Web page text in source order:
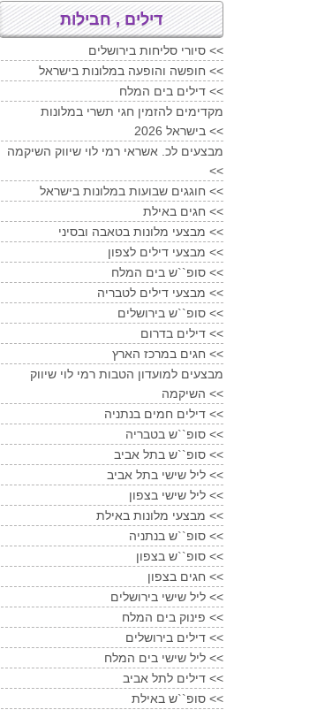
דילים , חבילות
סיורי סליחות בירושלים <<
חופשה והופעה במלונות בישראל <<
דילים בים המלח <<
מקדימים להזמין חגי תשרי במלונות
בישראל 2026 <<
מבצעים לכ. אשראי רמי לוי שיווק השיקמה
<<
חוגגים שבועות במלונות בישראל <<
חגים באילת <<
מבצעי מלונות בטאבה ובסיני <<
מבצעי דילים לצפון <<
סופ``ש בים המלח <<
מבצעי דילים לטבריה <<
סופ``ש בירושלים <<
דילים בדרום <<
חגים במרכז הארץ <<
מבצעים למועדון הטבות רמי לוי שיווק
השיקמה <<
דילים חמים בנתניה <<
סופ``ש בטבריה <<
סופ``ש בתל אביב <<
ליל שישי בתל אביב <<
ליל שישי בצפון <<
מבצעי מלונות באילת <<
סופ``ש בנתניה <<
סופ``ש בצפון <<
חגים בצפון <<
ליל שישי בירושלים <<
פינוק בים המלח <<
דילים בירושלים <<
ליל שישי בים המלח <<
דילים לתל אביב <<
סופ``ש באילת <<